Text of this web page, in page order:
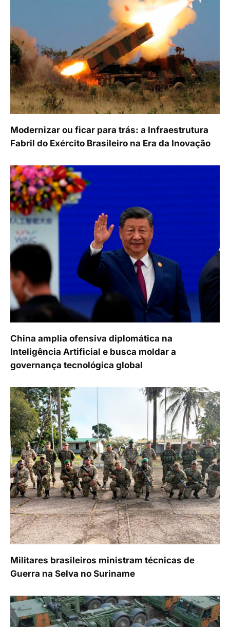
Modernizar ou ficar para trás: a Infraestrutura
Fabril do Exército Brasileiro na Era da Inovação
China amplia ofensiva diplomática na
Inteligência Artificial e busca moldar a
governança tecnológica global
Militares brasileiros ministram técnicas de
Guerra na Selva no Suriname